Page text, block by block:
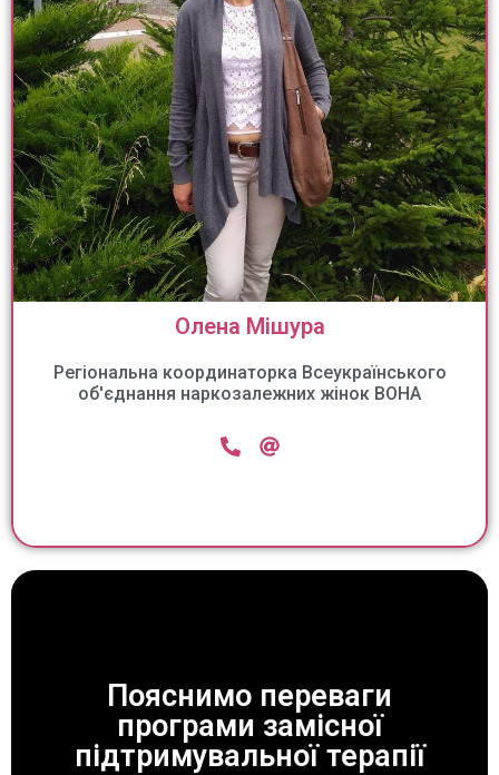
Олена Мішура
Регіональна координаторка Всеукраїнського
об'єднання наркозалежних жінок ВОНА
Пояснимо переваги
програми замісної
підтримувальної терапії
ЗАВЖДИ ДОПОМОЖЕМО!